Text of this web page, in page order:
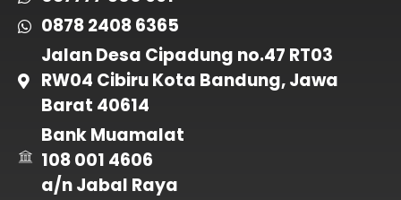
0878 2408 6365
Jalan Desa Cipadung no.47 RT03
RW04 Cibiru Kota Bandung, Jawa
Barat 40614
Bank Muamalat
108 001 4606
a/n Jabal Raya